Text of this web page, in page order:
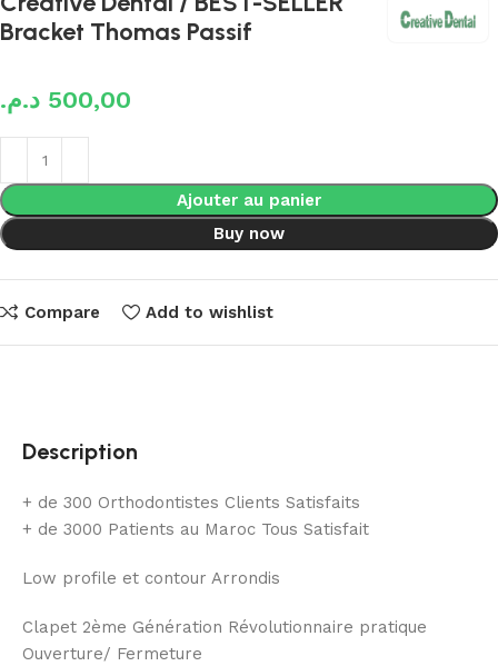
Bracket Thomas Passif
500,00 د.م.
Ajouter au panier
Buy now
Compare Add to wishlist
Description
+ de 300 Orthodontistes Clients Satisfaits
+ de 3000 Patients au Maroc Tous Satisfait
Low profile et contour Arrondis
Clapet 2ème Génération Révolutionnaire pratique
Ouverture/ Fermeture